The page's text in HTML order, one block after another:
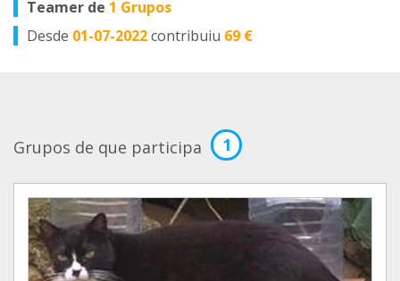
Teamer de 1 Grupos
Desde 01-07-2022contribuiu 69 €
Grupos de que participa 1